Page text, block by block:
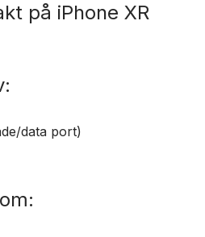
på iPhone XR
data port)